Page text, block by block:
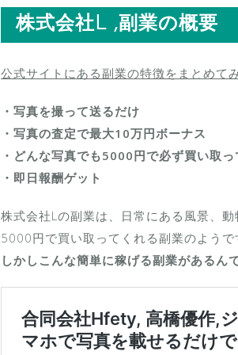
株式会社L ,副業の概要
公式サイトにある副業の特徴をまとめて
・写真を撮って送るだけ
・写真の査定で最大10万円ボーナス
・どんな写真でも5000円で必ず買い取
・即日報酬ゲット
株式会社Lの副業は、日常にある風景、
5000円で買い取ってくれる副業のようで
しかしこんな簡単に稼げる副業があるん